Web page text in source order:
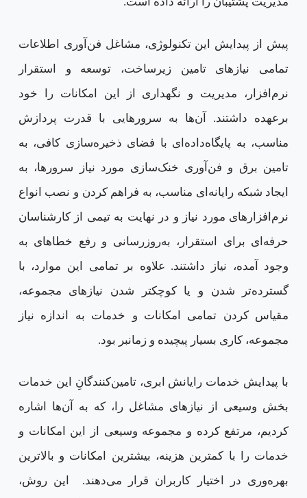
پیش از پیدایش این تکنولوژی، مشاغل فن‌آوری اطلاعات
تمامی نیازهای تامین زیرساخت، توسعه و استقرار
نرم‌افزار، مدیریت و نگهداری از این امکانات را خود
برعهده داشتند. آن‎‌ها به سرورهایی با قدرت پردازش
مناسب، به پایگاه‌‌داده‌ای با فضای ذخیره‌سازی کافی، به
تامین برق و فن‌آوری خنک‌سازی مورد نیاز سرورها، به
ایجاد شبکه رایانه‌ای مناسب، به فراهم کردن و نصب انواع
نرم‌افزارهای مورد نیاز و در نهایت به تیمی از کارشناسان
حرفه‌ای برای استقرار، به‌روزرسانی و رفع خطاهای به
وجود آمده، نیاز داشتند. علاوه بر تمامی این موارد، با
گسترده‌تر شدن و یا کوچکتر شدن نیازهای مجموعه،
مقیاس کردن تمامی امکانات و خدمات به اندازه نیاز
مجموعه، کاری بسیار پیچیده و زمانبر بود.
با پیدایش خدمات رایانش ابری، تامین‌کنندگانِ این خدمات
بخش وسیعی از نیازهای مشاغل را، که به آن‌ها اشاره
کردیم، مرتفع کرده و مجموعه وسیعی از این امکانات و
خدمات را با کمترین هزینه، بیشترین امکانات و بالاترین
بهره‌وری در اختیار کاربران قرار می‌دهند. این روش،